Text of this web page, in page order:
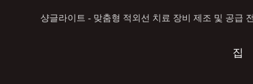
샹글라이트 - 맞춤형 적외선 치료 장비 제조 및 공급
집